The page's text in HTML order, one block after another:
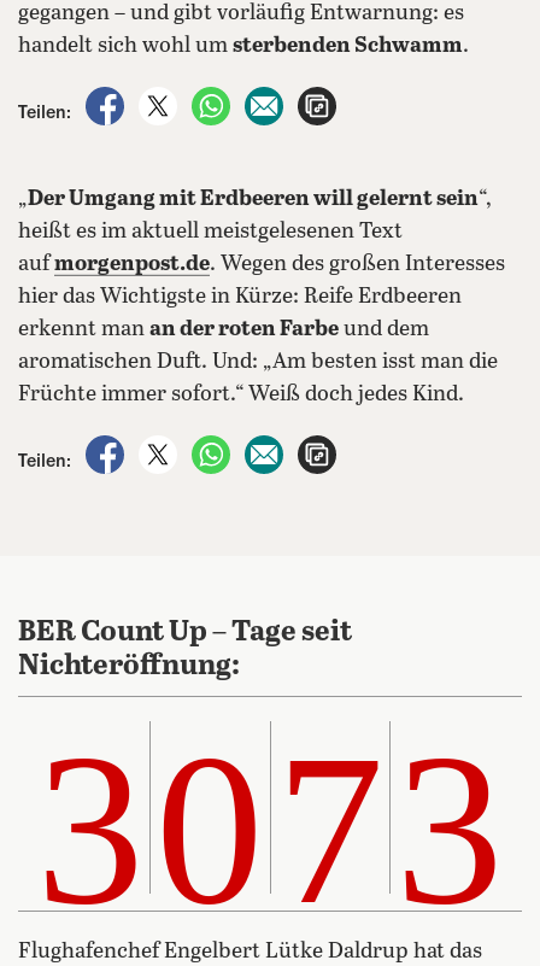
gegangen – und gibt vorläufig Entwarnung: es
handelt sich wohl um sterbenden Schwamm.
Teilen:
auf Facebook teilen
auf X teilenper WhatsApp teilen
per E-Mail teilen
„Der Umgang mit Erdbeeren will gelernt sein“,
heißt es im aktuell meistgelesenen Text
aufmorgenpost.de. Wegen des großen Interesses
hier das Wichtigste in Kürze: Reife Erdbeeren
erkennt man an der roten Farbe und dem
aromatischen Duft. Und: „Am besten isst man die
Früchte immer sofort.“ Weiß doch jedes Kind.
Teilen:
auf Facebook teilen
auf X teilenper WhatsApp teilen
per E-Mail teilen
BER Count Up – Tage seit
Nichteröffnung:
3073
3073
Flughafenchef Engelbert Lütke Daldrup hat das